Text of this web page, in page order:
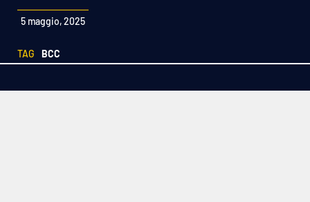
Podcast
5 maggio, 2025
TAG BCC